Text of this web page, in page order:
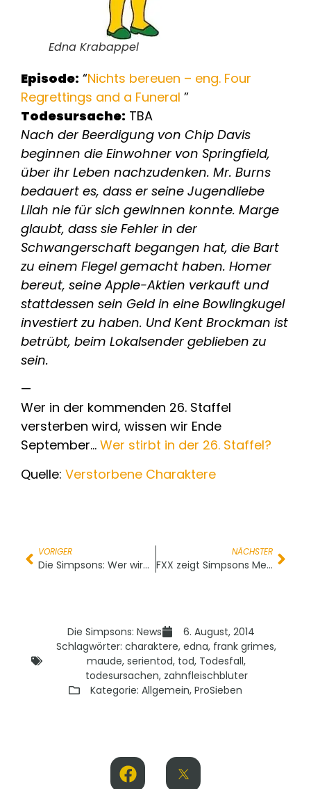
Edna Krabappel
Episode: “Nichts bereuen – eng. Four
Regrettings and a Funeral ”
Todesursache: TBA
Nach der Beerdigung von Chip Davis
beginnen die Einwohner von Springfield,
über ihr Leben nachzudenken. Mr. Burns
bedauert es, dass er seine Jugendliebe
Lilah nie für sich gewinnen konnte. Marge
glaubt, dass sie Fehler in der
Schwangerschaft begangen hat, die Bart
zu einem Flegel gemacht haben. Homer
bereut, seine Apple-Aktien verkauft und
stattdessen sein Geld in eine Bowlingkugel
investiert zu haben. Und Kent Brockman ist
betrübt, beim Lokalsender geblieben zu
sein.
—
Wer in der kommenden 26. Staffel
versterben wird, wissen wir Ende
September… Wer stirbt in der 26. Staffel?
Quelle: Verstorbene Charaktere
VORIGER
Die Simpsons: Wer wird zur Staffel-Premiere der 26. Staffel sterben?
NÄCHSTER
FXX zeigt Simpsons Mega-Marathon mit allen Folgen
Die Simpsons: News
6. August, 2014
Schlagwörter: charaktere, edna, frank grimes,
maude, serientod, tod, Todesfall,
todesursachen, zahnfleischbluter
Kategorie: Allgemein, ProSieben